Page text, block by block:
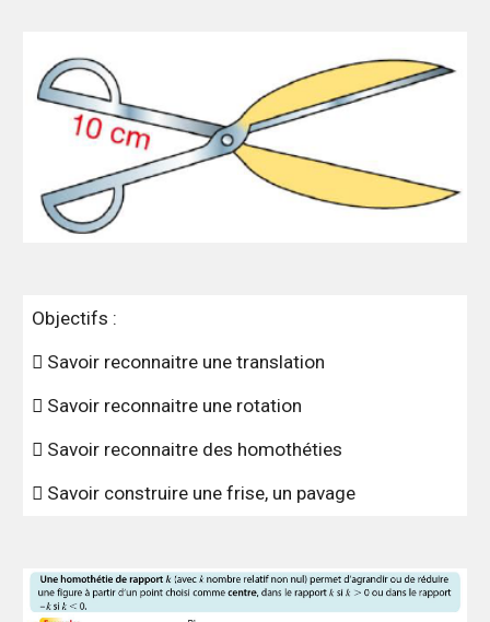
Objectifs :
 Savoir reconnaitre une translation
 Savoir reconnaitre une rotation
 Savoir reconnaitre des homothéties
 Savoir construire une frise, un pavage